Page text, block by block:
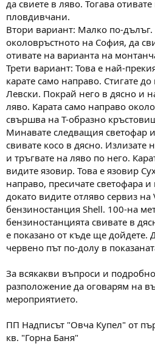
да свиете в ляво. Тогава
пловдивчани.
Втори вариант: Малко по-дълъг.
околовръстното на София, да
отивате на варианта на
Трети вариант: Това е най-
карате само направо. Стигате
Левски. Покрай него в дясно и
ляво. Карата само направо
свършва на Т-образно
Минавате следващия светофар
свивате косо в дясно. Излизате
и тръгвате на ляво по него.
видите язовир. Това е язовир
направо, пресичате светофара
докато видите отляво сервиз на
бензиностанция Shell. 100-на
бензиностанцията свивате в
е показано от къде ще дойдете.
червено път по-долу в
За всякакви въпроси и
разположение да оговарям на
мероприятието.
ПП Надписът "Овча Купел" от
кв. "Горна Баня"